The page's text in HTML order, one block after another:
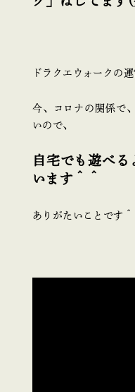
ドラクエウォークの運
今、コロナの関係で
いので、
自宅でも遊べ
います＾＾
ありがたいことです＾